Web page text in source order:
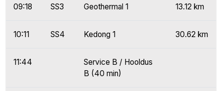
09:18 SS3 Geothermal 1 13.12 km
10:11 SS4 Kedong 1 30.62 km
11:44
Service B / Hooldus
B (40 min)